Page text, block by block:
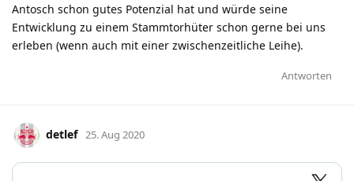
Antosch schon gutes Potenzial hat und würde seine
Entwicklung zu einem Stammtorhüter schon gerne bei uns
erleben (wenn auch mit einer zwischenzeitliche Leihe).
Antworten
detlef 25. Aug 2020